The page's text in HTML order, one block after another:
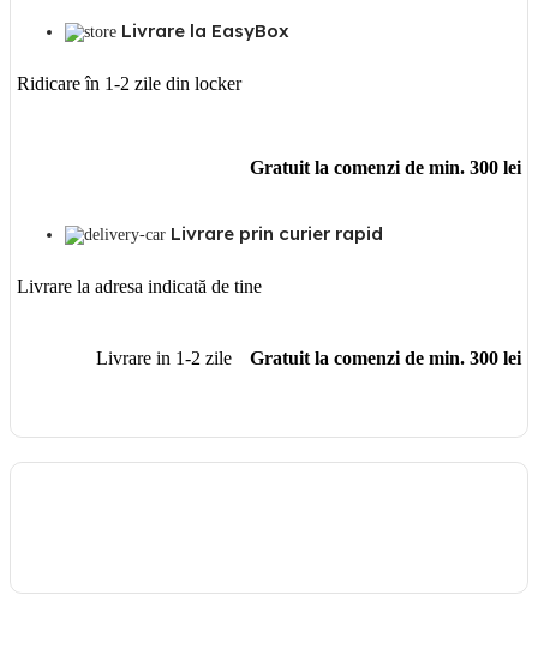
Livrare la EasyBox
Ridicare în 1-2 zile din locker
Gratuit la comenzi de min. 300 lei
Livrare prin curier rapid
Livrare la adresa indicată de tine
Livrare in 1-2 zile Gratuit la comenzi de min. 300 lei